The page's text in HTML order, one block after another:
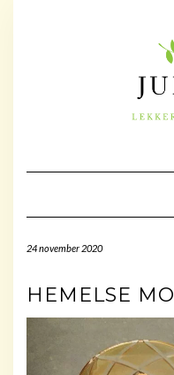
24 november 2020
HEMELSE